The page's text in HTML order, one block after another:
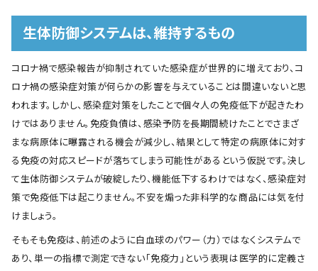
生体防御システムは、維持するもの
コロナ禍で感染報告が抑制されていた感染症が世界的に増えており、コ
ロナ禍の感染症対策が何らかの影響を与えていることは間違いないと思
われます。しかし、感染症対策をしたことで個々人の免疫低下が起きたわ
けではありません。免疫負債は、感染予防を長期間続けたことでさまざ
まな病原体に曝露される機会が減少し、結果として特定の病原体に対す
る免疫の対応スピードが落ちてしまう可能性があるという仮説です。決し
て生体防御システムが破綻したり、機能低下するわけではなく、感染症対
策で免疫低下は起こりません。不安を煽った非科学的な商品には気を付
けましょう。
そもそも免疫は、前述のように白血球のパワー（力）ではなくシステムで
あり、単一の指標で測定できない「免疫力」という表現は医学的に定義さ